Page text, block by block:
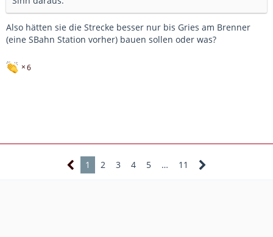
Also hätten sie die Strecke besser nur bis Gries am Brenner
(eine SBahn Station vorher) bauen sollen oder was?
6
1 2 3 4 5 … 11